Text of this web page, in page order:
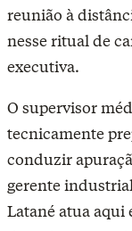
reunião à
nesse ritual de
executiva.
O supervisor
tecnicamente
conduzir
gerente
Latané atua aqui